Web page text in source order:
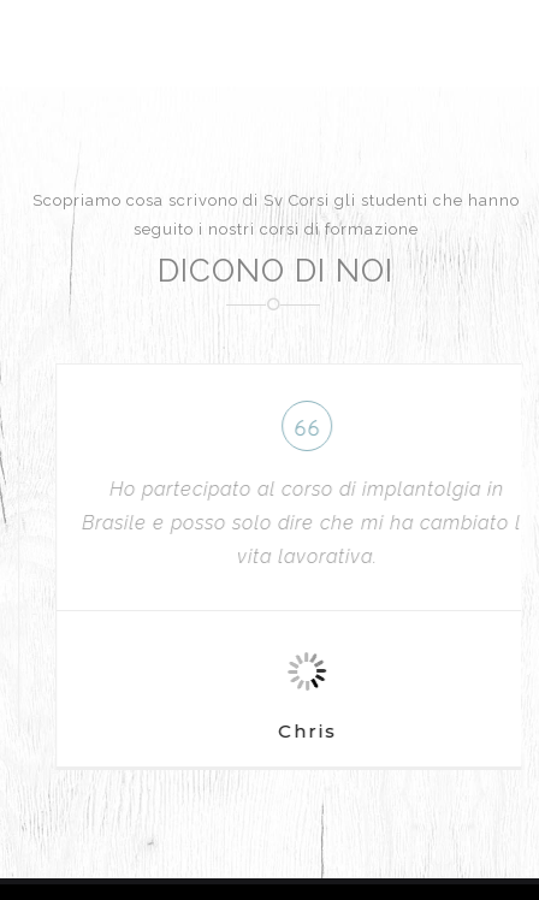
Scopriamo cosa scrivono di Sv Corsi gli studenti che hanno
seguito i nostri corsi di formazione
DICONO DI NOI
Ho partecipato al corso di implantolgia in
Brasile e posso solo dire che mi ha cambiato la
vita lavorativa.
Chris